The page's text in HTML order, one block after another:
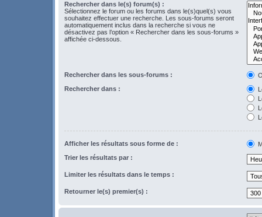
Rechercher dans le(s) forum(s) :
Sélectionnez le forum ou les forums dans le(s)quel(s) vous
souhaitez effectuer une recherche. Les sous-forums seront
automatiquement inclus dans la recherche si vous ne
désactivez pas l’option « Rechercher dans les sous-forums »
affichée ci-dessous.
Rechercher dans les sous-forums :
Rechercher dans :
Afficher les résultats sous forme de :
Trier les résultats par :
Limiter les résultats dans le temps :
Retourner le(s) premier(s) :